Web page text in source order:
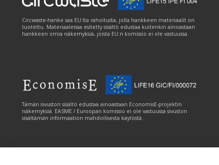
Circwaste-hanke saa EU:lta rahoitusta, jolla hankkeen materiaalit on
tuotettu. Materiaaleissa esitetty sisältö edustaa kuitenkin ainoastaan
hankkeen omia näkemyksiä, joista EU:n komissio ei ole vastuussa.
Tämän sivuston sisältö edustaa ainoastaan EconomisE-projektin
näkemyksiä. EASME / Euroopan komissio ei ole vastuussa sivuston
sisältämän informaation mahdollisesta käytöstä.